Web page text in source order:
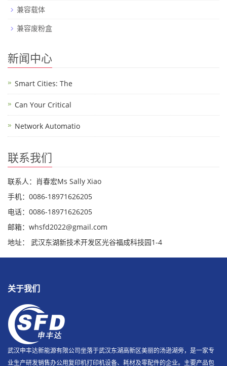
兼容载体
兼容废粉盒
新闻中心
Smart Cities: The
Can Your Critical
Network Automatio
联系我们
联系人：肖春宏Ms Sally Xiao
手机：0086-18971626205
电话：0086-18971626205
邮箱：whsfd2022@gmail.com
地址： 武汉东湖新技术开发区光谷福成科技园1-4
关于我们
武汉申丰达新能源有限公司坐落于武汉东湖高新区美丽的汤逊湖旁，是一家专
业生产研发销售办公用复印机打印机设备、耗材及零配件的企业。主要产品包